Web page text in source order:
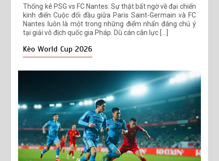
Thống kê PSG vs FC Nantes: Sự thật bất ngờ về đại chiến
kinh điển Cuộc đối đầu giữa Paris Saint-Germain và FC
Nantes luôn là một trong những điểm nhấn đáng chú ý
tại giải vô địch quốc gia Pháp. Dù cán cân lực […]
Kèo World Cup 2026